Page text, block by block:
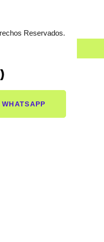
Reservados.